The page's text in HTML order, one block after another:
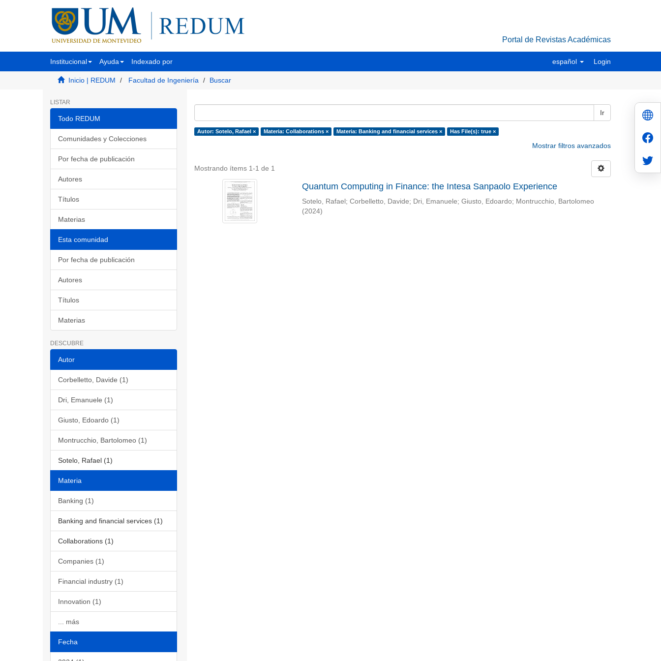
Portal de Revistas Académicas
Institucional Ayuda Indexado por español Login
Inicio | REDUM Facultad de Ingeniería Buscar
LISTAR
Todo REDUM
Comunidades y Colecciones
Por fecha de publicación
Autores
Títulos
Materias
Esta comunidad
Por fecha de publicación
Autores
Títulos
Materias
DESCUBRE
Autor
Corbelletto, Davide (1)
Dri, Emanuele (1)
Giusto, Edoardo (1)
Montrucchio, Bartolomeo (1)
Sotelo, Rafael (1)
Materia
Banking (1)
Banking and financial services (1)
Collaborations (1)
Companies (1)
Financial industry (1)
Innovation (1)
... más
Fecha
Ir
Autor: Sotelo, Rafael × Materia: Collaborations × Materia: Banking and financial services × Has File(s): true ×
Mostrar filtros avanzados
Mostrando ítems 1-1 de 1
Quantum Computing in Finance: the Intesa Sanpaolo Experience
Sotelo, Rafael ; Corbelletto, Davide; Dri, Emanuele; Giusto, Edoardo; Montrucchio, Bartolomeo
(2024)